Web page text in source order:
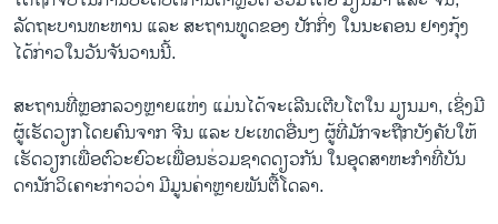
ພາສາຕ່າງໆ
ລັດ​ຖະ​ບານ​ທະ​ຫານ ແລະ ສະ​ຖານ​ທູດຂອງ ປັກ​ກິ່ງ ໃນ​ນະ​ຄອນ ຢາງ​ກຸ້ງ
ໄດ້​ກ່າວ​ໃນ​ວັນ​ຈັນ​ວານນີ້.
ສະ​ຖານ​ທີ່​ຫຼອກລວງຫຼາຍແຫ່ງ ​ແມ່ນ​ໄດ້​ຈະ​ເລີນ​ເຕີບ​ໂຕ​ໃນ ມຽນ​ມາ, ເຊິ່ງ​ມີ​
ຜູ້​ເຮັດ​ວຽກ​ໂດຍ​ຄົນ​ຈາກ ຈີນ ແລະ ປະ​ເທດ​ອື່ນໆ ​ຜູ້​ທີ່​ມັກ​ຈະ​ຖືກ​ບັງ​ຄັບ​ໃຫ້​
ເຮັດ​ວຽກ​ເພື່ອຕົວະ​ຍົວະ​ເພື່ອນ​ຮ່ວມ​ຊາດ​ດຽວ​ກັນ​ ໃນ​ອຸດ​ສາ​ຫະ​ກຳ​ທີ່​ບັນ​
ດາ​ນັກ​ວິ​ເຄາະ​ກ່າວ​ວ່າ​ ມີ​ມູນ​ຄ່າຫຼາຍ​ພັນຕື້​ໂດ​ລາ.